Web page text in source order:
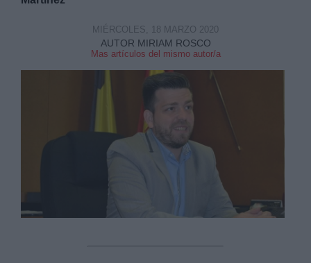
AUTOR MIRIAM ROSCO
Mas artículos del mismo autor/a
MIÉRCOLES, 18 MARZO 2020
link
Información adicional